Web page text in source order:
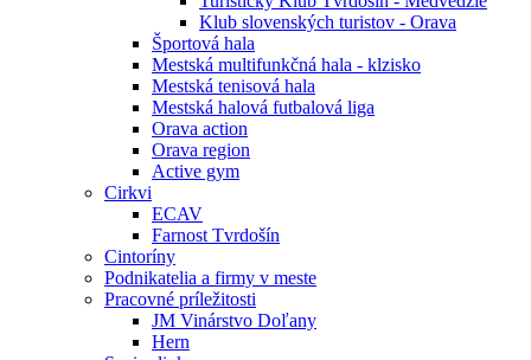
Klub slovenských turistov - Orava
Športová hala
Mestská multifunkčná hala - klzisko
Mestská tenisová hala
Mestská halová futbalová liga
Orava action
Orava region
Active gym
Cirkvi
ECAV
Farnost Tvrdošín
Cintoríny
Podnikatelia a firmy v meste
Pracovné príležitosti
JM Vinárstvo Doľany
Hern